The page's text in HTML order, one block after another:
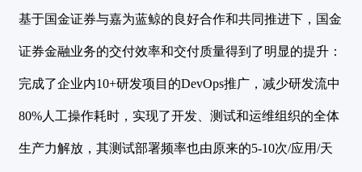
基于国金证券与嘉为蓝鲸的良好合作和共同推进下，国金
证券金融业务的交付效率和交付质量得到了明显的提升：
完成了企业内10+研发项目的DevOps推广，减少研发流中
80%人工操作耗时，实现了开发、测试和运维组织的全体
生产力解放，其测试部署频率也由原来的5-10次/应用/天